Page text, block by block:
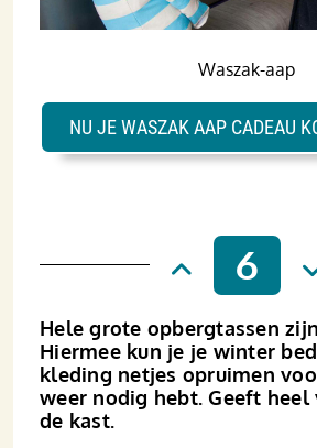
Waszak-aap
NU JE WASZAK AAP CADEAU
6
Hele grote opbergtassen
Hiermee kun je je winter
kleding netjes opruimen
weer nodig hebt. Geeft
de kast.